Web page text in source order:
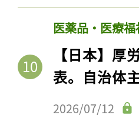
医薬品・医療福
【日本】
表。自治体
2026/07/12